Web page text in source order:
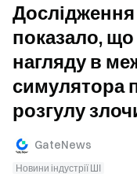
показало,
нагляду в
симулятора
розгулу
GateNews
Новини індустрії ШІ